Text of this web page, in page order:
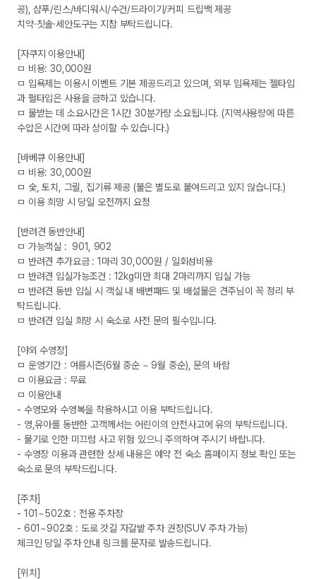
공), 샴푸/린스/바디워시/수건/드라이기/커피 드립백 제공
치약·칫솔·세안도구는 지참 부탁드립니다.
[자쿠지 이용안내]
ㅁ 비용: 30,000원
ㅁ 입욕제는 이용시 이벤트 기본 제공드리고 있으며, 외부 입욕제는 젤타입
과 펄타입은 사용을 금하고 있습니다.
ㅁ 물받는 데 소요시간은 1시간 30분가량 소요됩니다. (지역사용량에 따른
수압은 시간에 따라 상이할 수 있습니다.)
[바베큐 이용안내]
ㅁ 비용: 30,000원
ㅁ 숯, 토치, 그릴, 집기류 제공 (불은 별도로 붙여드리고 있지 않습니다.)
ㅁ 이용 희망 시 당일 오전까지 요청
[반려견 동반안내]
ㅁ 가능객실 :  901, 902
ㅁ 반려견 추가요금 : 1마리 30,000원 / 일회성비용
ㅁ 반려견 입실가능조건 : 12kg미만 최대 2마리까지 입실 가능
ㅁ 반려견 동반 입실 시 객실 내 배변패드 및 배설물은 견주님이 꼭 정리 부
탁드립니다.
ㅁ 반려견 입실 희망 시 숙소로 사전 문의 필수입니다.
[야외 수영장]
ㅁ 운영기간 : 여름시즌(6월 중순 ~ 9월 중순), 문의 바람
ㅁ 이용요금 : 무료
ㅁ 이용안내
- 수영모와 수영복을 착용하시고 이용 부탁드립니다.
- 영,유아를 동반한 고객께서는 어린이의 안전사고에 유의 부탁드립니다.
- 물기로 인한 미끄럼 사고 위험 있으니 주의하여 주시기 바랍니다.
- 수영장 이용과 관련한 상세 내용은 예약 전 숙소 홈페이지 정보 확인 또는
숙소로 문의 부탁드립니다.
[주차]
- 101~502호 : 전용 주차장
- 601~902호 : 도로 갓길 자갈밭 주차 권장(SUV 주차 가능)
체크인 당일 주차 안내 링크를 문자로 발송드립니다.
[위치]